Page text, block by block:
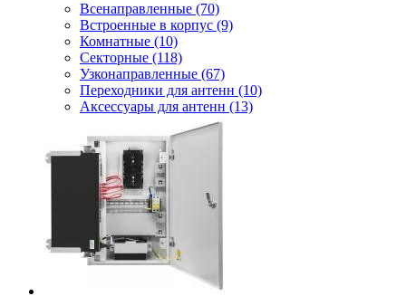
Всенаправленные (70)
Встроенные в корпус (9)
Комнатные (10)
Секторные (118)
Узконаправленные (67)
Переходники для антенн (10)
Аксессуары для антенн (13)